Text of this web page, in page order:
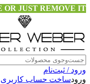
JUST REMOVE IT…
ورود / ثبت‌نام
ورودساخت حساب کاربری